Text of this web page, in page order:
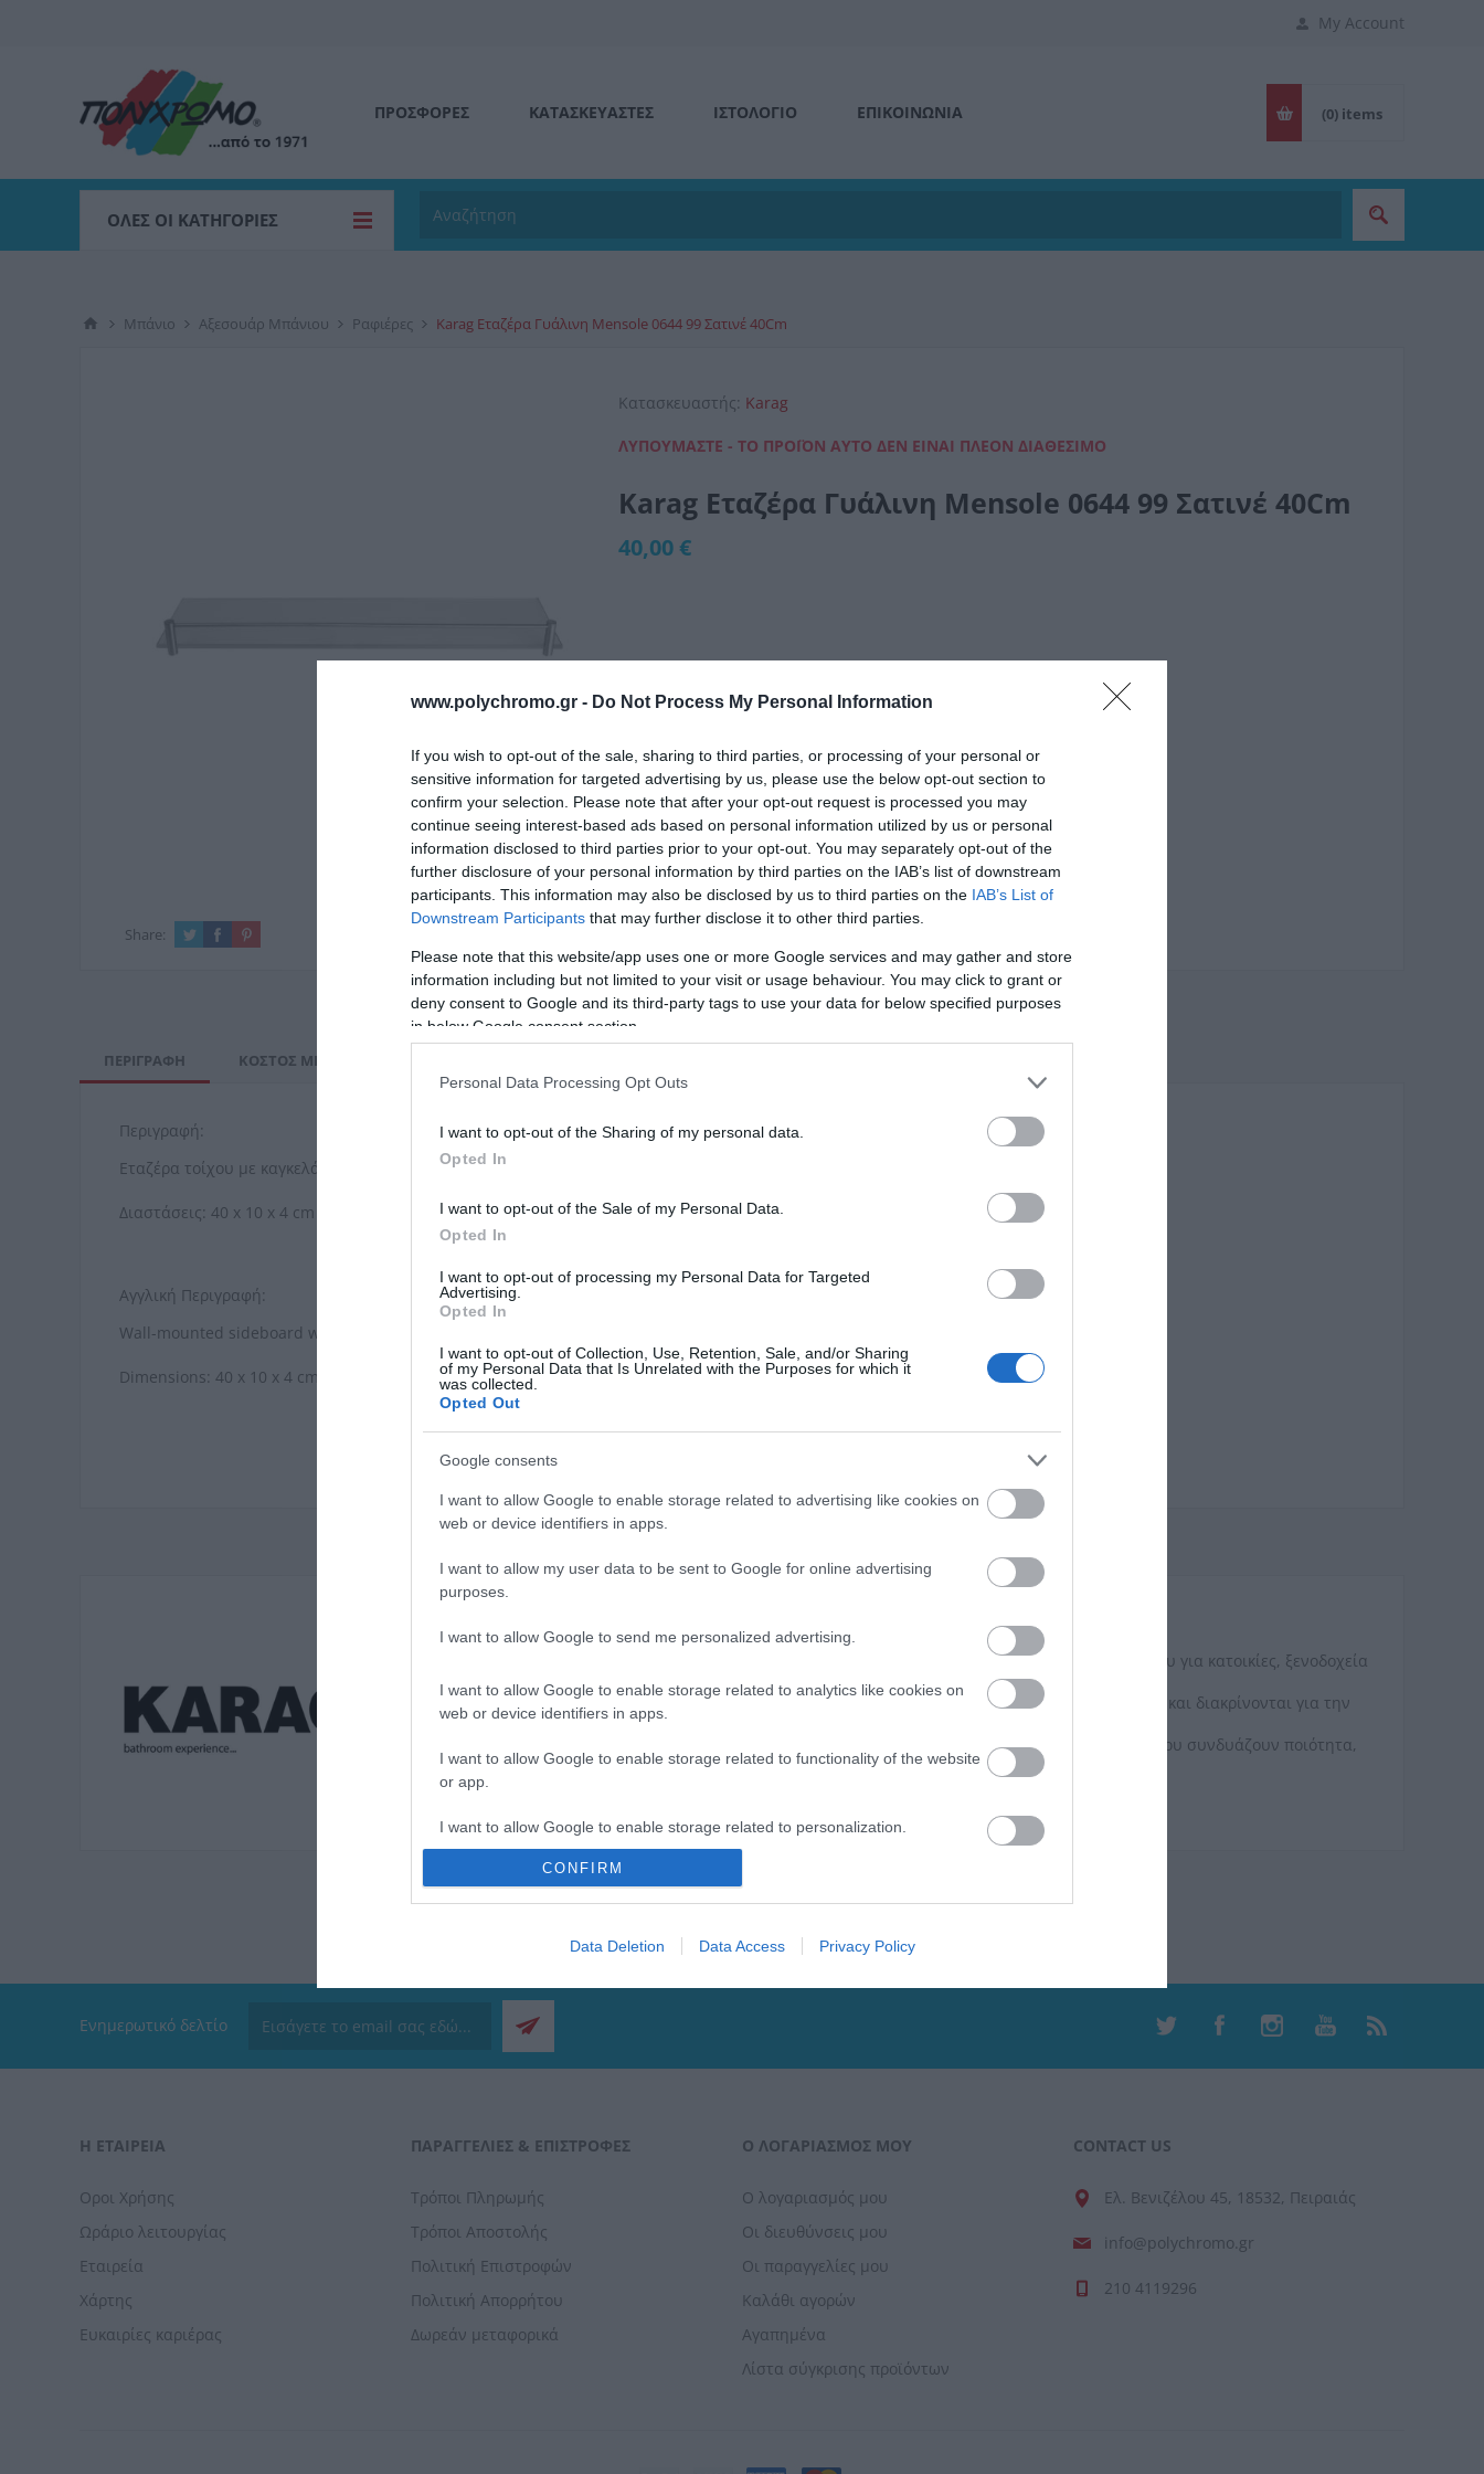
www.polychromo.gr - Do Not Process My Personal Information
If you wish to opt-out of the sale, sharing to third parties, or processing of your personal or
sensitive information for targeted advertising by us, please use the below opt-out section to
confirm your selection. Please note that after your opt-out request is processed you may
continue seeing interest-based ads based on personal information utilized by us or personal
information disclosed to third parties prior to your opt-out. You may separately opt-out of the
further disclosure of your personal information by third parties on the IAB’s list of downstream
participants. This information may also be disclosed by us to third parties on the IAB’s List of
Downstream Participants that may further disclose it to other third parties.
Please note that this website/app uses one or more Google services and may gather and store
information including but not limited to your visit or usage behaviour. You may click to grant or
deny consent to Google and its third-party tags to use your data for below specified purposes
in below Google consent section.
Personal Data Processing Opt Outs
I want to opt-out of the Sharing of my personal data.
Opted In
I want to opt-out of the Sale of my Personal Data.
Opted In
I want to opt-out of processing my Personal Data for Targeted
Advertising.
Opted In
I want to opt-out of Collection, Use, Retention, Sale, and/or Sharing
of my Personal Data that Is Unrelated with the Purposes for which it
was collected.
Opted Out
Google consents
I want to allow Google to enable storage related to advertising like cookies on
web or device identifiers in apps.
I want to allow my user data to be sent to Google for online advertising
purposes.
I want to allow Google to send me personalized advertising.
I want to allow Google to enable storage related to analytics like cookies on
web or device identifiers in apps.
I want to allow Google to enable storage related to functionality of the website
or app.
I want to allow Google to enable storage related to personalization.
authentication functionality and fraud prevention, and other user protection.
CONFIRM
Data Deletion Data Access Privacy Policy
My Account
ΠΡΟΣΦΟΡΕΣ ΚΑΤΑΣΚΕΥΑΣΤΕΣ ΙΣΤΟΛΌΓΙΟ ΕΠΙΚΟΙΝΩΝΊΑ (0) items
ΌΛΕΣ ΟΙ ΚΑΤΗΓΟΡΊΕΣ
Μπάνιο Αξεσουάρ Μπάνιου Ραφιέρες Karag Εταζέρα Γυάλινη Mensole 0644 99 Σατινέ 40Cm
Κατασκευαστής: Karag
ΛΥΠΟΎΜΑΣΤΕ - ΤΟ ΠΡΟΪΌΝ ΑΥΤΌ ΔΕΝ ΕΊΝΑΙ ΠΛΈΟΝ ΔΙΑΘΈΣΙΜΟ
Karag Εταζέρα Γυάλινη Mensole 0644 99 Σατινέ 40Cm
40,00 €
Share:
ΠΕΡΙΓΡΑΦΉ ΚΌΣΤΟΣ ΜΕΤΑΦΟΡΙΚΏΝ
Περιγραφή:
Εταζέρα τοίχου με καγκελάκι και με διάφανο γυαλί MENSOLE.
Διαστάσεις: 40 x 10 x 4 cm
Αγγλική Περιγραφή:
Wall-mounted sideboard with shelf and transparent glass MENSOLE.
Dimensions: 40 x 10 x 4 cm
προσφέρει ένα σύγχρονο τεχνολογικό εξοπλισμό ολοκληρωμένου μπάνιου για κατοικίες, ξενοδοχεία
και άτομα με ειδικές ανάγκες.
Όλα τα υλικά ανταποκρίνονται στις υψηλότερες ποιοτικές προδιαγραφές υγιεινής και διακρίνονται για την
εργονομία και την λειτουργικότητά τους.
Ερευνούν διαρκώς τη διεθνή αγορά για να προσφέρουν στους πελάτες προϊόντα που συνδυάζουν ποιότητα,
σχεδιασμό και καινοτομία σε τιμές προσιτές για όλους.
Ενημερωτικό δελτίο
Η ΕΤΑΙΡΕΙΑ
Οροι Χρήσης
Ωράριο λειτουργίας
Εταιρεία
Χάρτης
Ευκαιρίες καριέρας
ΠΑΡΑΓΓΕΛΊΕΣ & ΕΠΙΣΤΡΟΦΈΣ
Τρόποι Πληρωμής
Τρόποι Αποστολής
Πολιτική Επιστροφών
Πολιτική Απορρήτου
Δωρεάν μεταφορικά
Ο ΛΟΓΑΡΙΑΣΜΌΣ ΜΟΥ
Ο λογαριασμός μου
Οι διευθύνσεις μου
Οι παραγγελίες μου
Καλάθι αγορών
Αγαπημένα
Λίστα σύγκρισης προϊόντων
CONTACT US
Ελ. Βενιζέλου 45, 18532, Πειραιάς
info@polychromo.gr
210 4119296